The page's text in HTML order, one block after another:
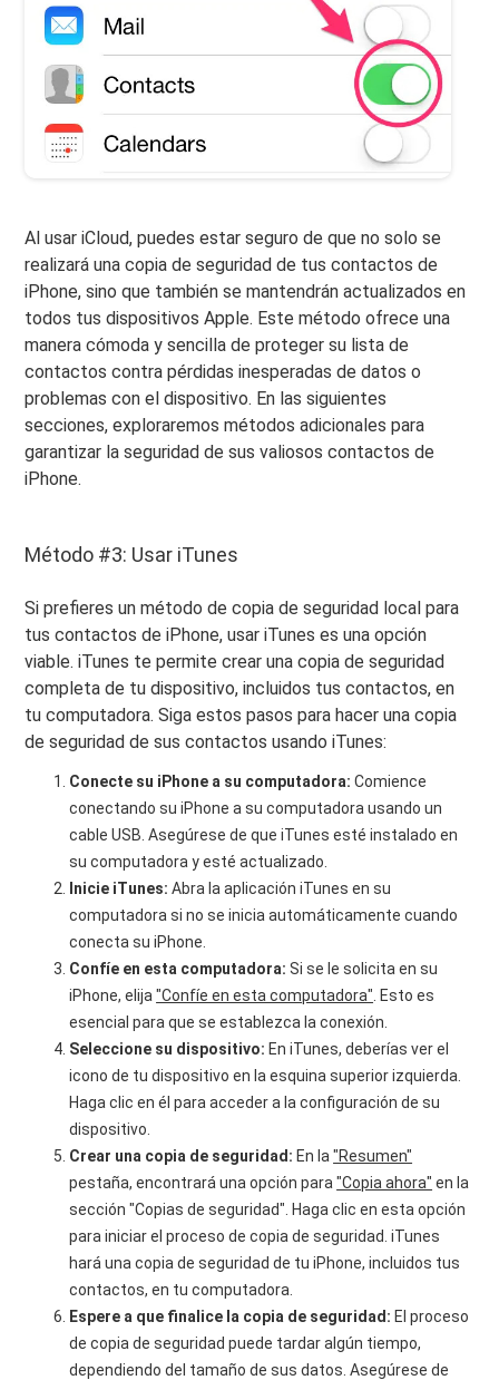
Al usar iCloud, puedes estar seguro de que no solo se
realizará una copia de seguridad de tus contactos de
iPhone, sino que también se mantendrán actualizados en
todos tus dispositivos Apple. Este método ofrece una
manera cómoda y sencilla de proteger su lista de
contactos contra pérdidas inesperadas de datos o
problemas con el dispositivo. En las siguientes
secciones, exploraremos métodos adicionales para
garantizar la seguridad de sus valiosos contactos de
iPhone.
Método #3: Usar iTunes
Si prefieres un método de copia de seguridad local para
tus contactos de iPhone, usar iTunes es una opción
viable. iTunes te permite crear una copia de seguridad
completa de tu dispositivo, incluidos tus contactos, en
tu computadora. Siga estos pasos para hacer una copia
de seguridad de sus contactos usando iTunes:
Conecte su iPhone a su computadora: Comience
conectando su iPhone a su computadora usando un
cable USB. Asegúrese de que iTunes esté instalado en
su computadora y esté actualizado.
Inicie iTunes: Abra la aplicación iTunes en su
computadora si no se inicia automáticamente cuando
conecta su iPhone.
Confíe en esta computadora: Si se le solicita en su
iPhone, elija"Confíe en esta computadora" . Esto es
esencial para que se establezca la conexión.
Seleccione su dispositivo: En iTunes, deberías ver el
icono de tu dispositivo en la esquina superior izquierda.
Haga clic en él para acceder a la configuración de su
dispositivo.
Crear una copia de seguridad: En la"Resumen"
pestaña, encontrará una opción para"Copia ahora" en la
sección "Copias de seguridad". Haga clic en esta opción
para iniciar el proceso de copia de seguridad. iTunes
hará una copia de seguridad de tu iPhone, incluidos tus
contactos, en tu computadora.
Espere a que finalice la copia de seguridad: El proceso
de copia de seguridad puede tardar algún tiempo,
dependiendo del tamaño de sus datos. Asegúrese de